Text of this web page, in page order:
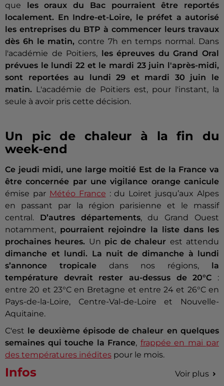
que les oraux du Bac pourraient être reportés
localement. En Indre-et-Loire, le préfet a autorisé
les entreprises du BTP à commencer leurs travaux
dès 6h le matin, contre 7h en temps normal. Dans
l'académie de Poitiers, les épreuves du Grand Oral
prévues le lundi 22 et le mardi 23 juin l'après-midi,
sont reportées au lundi 29 et mardi 30 juin le
matin. L'académie de Poitiers est, pour l'instant, la
seule à avoir pris cette décision.
Un pic de chaleur à la fin du
week-end
Ce jeudi midi, une large moitié Est de la France va
être concernée par une vigilance orange canicule
émise par Météo France : du Loiret jusqu’aux Alpes
en passant par la région parisienne et le massif
central. D’autres départements, du Grand Ouest
notamment, pourraient rejoindre la liste dans les
prochaines heures. Un pic de chaleur est attendu
dimanche et lundi. La nuit de dimanche à lundi
s’annonce tropicaledans nos régions,
la
température devrait rester au-dessus de 20°C :
entre 20 et 23°C en Bretagne et entre 24 et 26°C en
Pays-de-la-Loire, Centre-Val-de-Loire et Nouvelle-
Aquitaine.
C'est le deuxième épisode de chaleur en quelques
semaines qui touche la France, frappée en mai par
des températures inédites pour le mois.
Infos Voir plus